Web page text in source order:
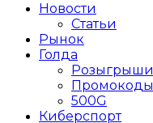
Новости
Статьи
Рынок
Голда
Розыгрыши
Промокоды
500G
Киберспорт